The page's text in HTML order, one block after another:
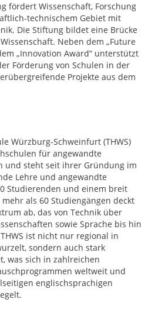
fördert Wissenschaft, Forschung
technischem Gebiet mit
Die Stiftung bildet eine Brücke
Neben dem „Future
„Innovation Award“ unterstützt
Förderung von Schulen in der
Projekte aus dem
Würzburg-Schweinfurt (THWS)
für angewandte
und steht seit ihrer Gründung im
Lehre und angewandte
Studierenden und einem breit
als 60 Studiengängen deckt
ab, das von Technik über
sowie Sprache bis hin
ist nicht nur regional in
sondern auch stark
was sich in zahlreichen
weltweit und
englischsprachigen